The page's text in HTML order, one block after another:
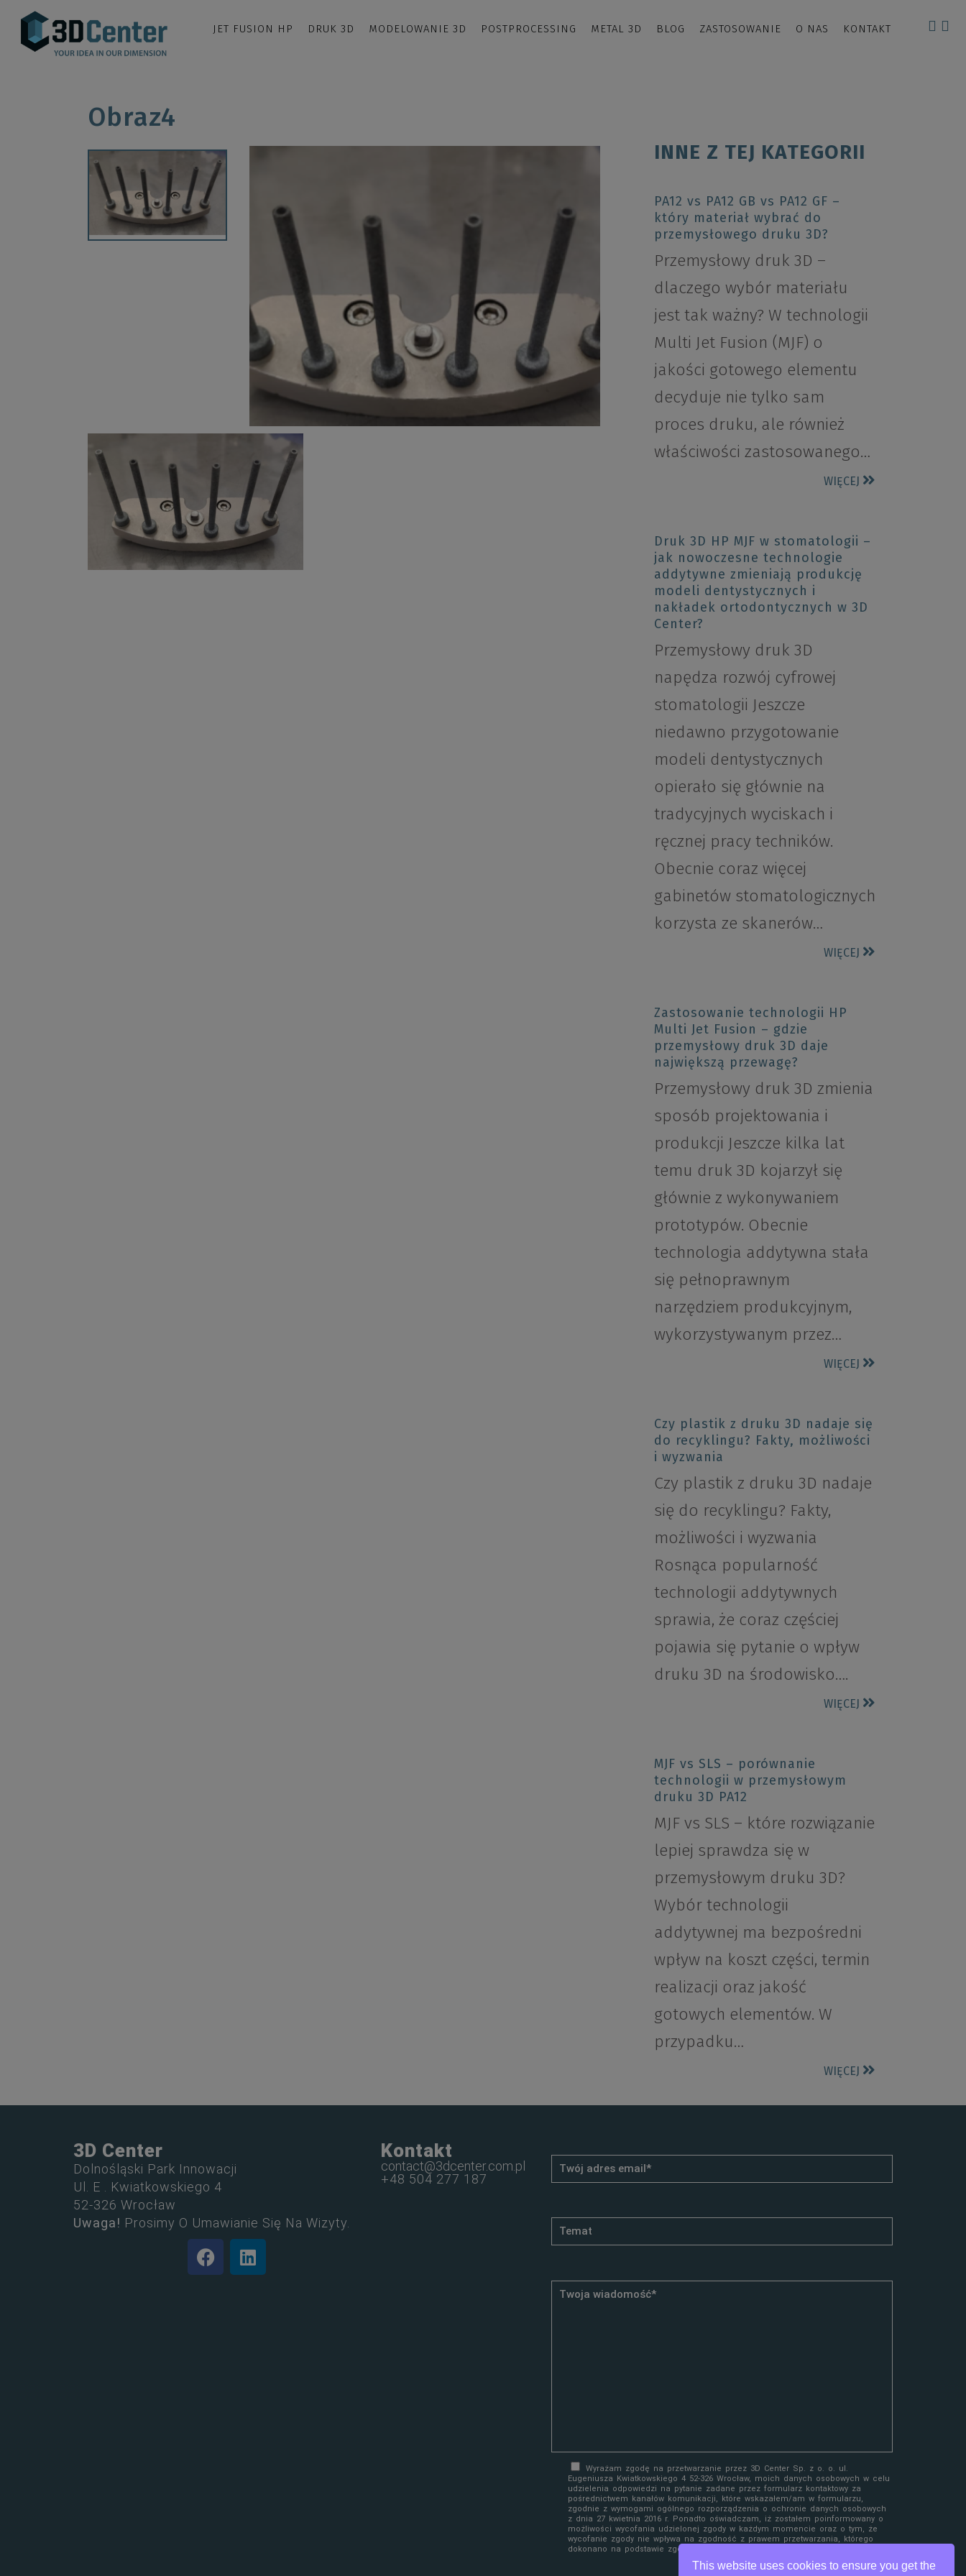
This website uses cookies to ensure you get the
JET FUSION HP DRUK 3D MODELOWANIE 3D POSTPROCESSING METAL 3D BLOG ZASTOSOWANIE O NAS KONTAKT
Obraz4
INNE Z TEJ KATEGORII
PA12 vs PA12 GB vs PA12 GF –
który materiał wybrać do
przemysłowego druku 3D?
Przemysłowy druk 3D –
dlaczego wybór materiału
jest tak ważny? W technologii
Multi Jet Fusion (MJF) o
jakości gotowego elementu
decyduje nie tylko sam
proces druku, ale również
właściwości zastosowanego…
WIĘCEJ
Druk 3D HP MJF w stomatologii –
jak nowoczesne technologie
addytywne zmieniają produkcję
modeli dentystycznych i
nakładek ortodontycznych w 3D
Center?
Przemysłowy druk 3D
napędza rozwój cyfrowej
stomatologii Jeszcze
niedawno przygotowanie
modeli dentystycznych
opierało się głównie na
tradycyjnych wyciskach i
ręcznej pracy techników.
Obecnie coraz więcej
gabinetów stomatologicznych
korzysta ze skanerów…
WIĘCEJ
Zastosowanie technologii HP
Multi Jet Fusion – gdzie
przemysłowy druk 3D daje
największą przewagę?
Przemysłowy druk 3D zmienia
sposób projektowania i
produkcji Jeszcze kilka lat
temu druk 3D kojarzył się
głównie z wykonywaniem
prototypów. Obecnie
technologia addytywna stała
się pełnoprawnym
narzędziem produkcyjnym,
wykorzystywanym przez…
WIĘCEJ
Czy plastik z druku 3D nadaje się
do recyklingu? Fakty, możliwości
i wyzwania
Czy plastik z druku 3D nadaje
się do recyklingu? Fakty,
możliwości i wyzwania
Rosnąca popularność
technologii addytywnych
sprawia, że coraz częściej
pojawia się pytanie o wpływ
druku 3D na środowisko….
WIĘCEJ
MJF vs SLS – porównanie
technologii w przemysłowym
druku 3D PA12
MJF vs SLS – które rozwiązanie
lepiej sprawdza się w
przemysłowym druku 3D?
Wybór technologii
addytywnej ma bezpośredni
wpływ na koszt części, termin
realizacji oraz jakość
gotowych elementów. W
przypadku…
WIĘCEJ
3D Center
Dolnośląski Park Innowacji
Ul. E . Kwiatkowskiego 4
52-326 Wrocław
Uwaga! Prosimy O Umawianie Się Na Wizyty.
Kontakt
contact@3dcenter.com.pl
+48 504 277 187
Wyrażam zgodę na przetwarzanie przez 3D Center Sp. z o. o. ul.
Eugeniusza Kwiatkowskiego 4 52-326 Wrocław, moich danych osobowych w celu
udzielenia odpowiedzi na pytanie zadane przez formularz kontaktowy za
pośrednictwem kanałów komunikacji, które wskazałem/am w formularzu,
zgodnie z wymogami ogólnego rozporządzenia o ochronie danych osobowych
z dnia 27 kwietnia 2016 r. Ponadto oświadczam, iż zostałem poinformowany o
możliwości wycofania udzielonej zgody w każdym momencie oraz o tym, że
wycofanie zgody nie wpływa na zgodność z prawem przetwarzania, którego
dokonano na podstawie zgody przed jej wycofaniem.